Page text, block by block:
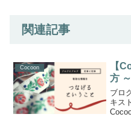
関連記事
Cocoon
【
方
ブロ
キス